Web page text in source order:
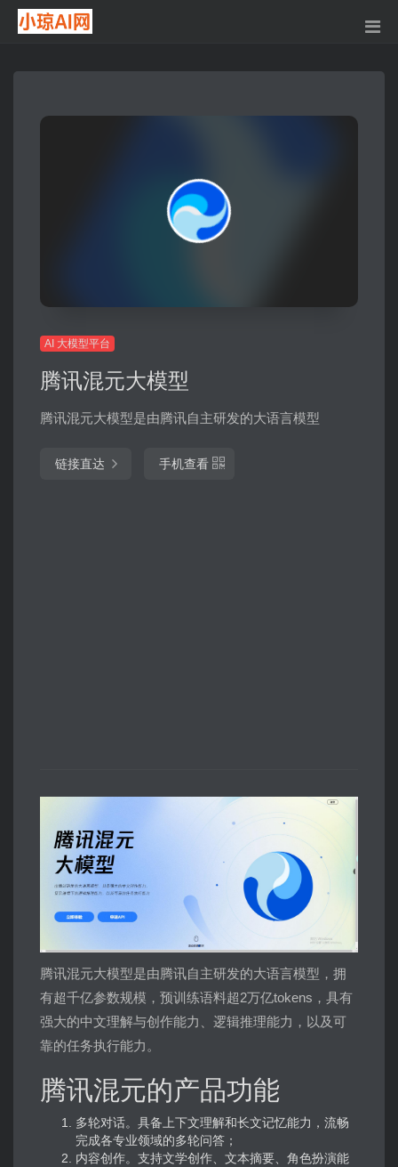
AI 大模型平台
腾讯混元大模型
腾讯混元大模型是由腾讯自主研发的大语言模型
链接直达 手机查看
腾讯混元大模型是由腾讯自主研发的大语言模型，拥
有超千亿参数规模，预训练语料超2万亿tokens，具有
强大的中文理解与创作能力、逻辑推理能力，以及可
靠的任务执行能力。
腾讯混元的产品功能
多轮对话。具备上下文理解和长文记忆能力，流畅
完成各专业领域的多轮问答；
内容创作。支持文学创作、文本摘要、角色扮演能